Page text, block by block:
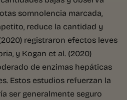
somnolencia marcada,
reduce la cantidad y
registraron efectos leves
y Kogan et al. (2020)
de enzimas hepáticas
Estos estudios refuerzan la
ser generalmente seguro